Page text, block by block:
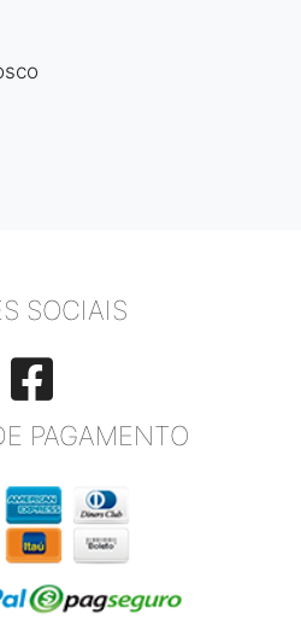
SOCIAIS
PAGAMENTO